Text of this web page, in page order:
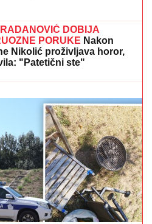
I ĐORĐA ĐOKOVIĆA U
snajka se sa sinom kupa
provodi vreme na jahti
DRAGANA STANKOVIĆA
PREDMET PODSMEHA
detalja sa veridbe je
mrežama: "Bukvalno dva